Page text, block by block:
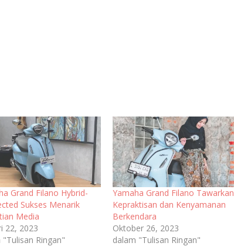
Grand Filano Hybrid-
Sukses Menarik
Media
22, 2023
"Tulisan Ringan"
Yamaha Grand Filano Tawarkan
Kepraktisan dan Kenyamanan
Berkendara
Oktober 26, 2023
dalam "Tulisan Ringan"